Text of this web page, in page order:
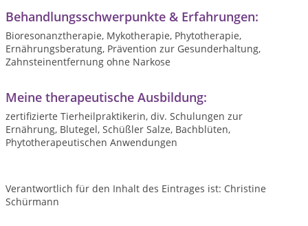
Behandlungsschwerpunkte & Erfahrungen:
Bioresonanztherapie, Mykotherapie, Phytotherapie,
Ernährungsberatung, Prävention zur Gesunderhaltung,
Zahnsteinentfernung ohne Narkose
Meine therapeutische Ausbildung:
zertifizierte Tierheilpraktikerin, div. Schulungen zur
Ernährung, Blutegel, Schüßler Salze, Bachblüten,
Phytotherapeutischen Anwendungen
Verantwortlich für den Inhalt des Eintrages ist: Christine
Schürmann